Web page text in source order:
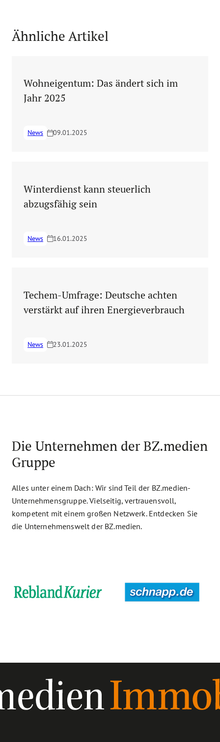
Ähnliche Artikel
Wohneigentum: Das ändert sich im
Jahr 2025
News 09.01.2025
Winterdienst kann steuerlich
abzugsfähig sein
News 16.01.2025
Techem-Umfrage: Deutsche achten
verstärkt auf ihren Energieverbrauch
News 23.01.2025
Die Unternehmen der BZ.medien
Gruppe
Alles unter einem Dach: Wir sind Teil der BZ.medien-
Unternehmensgruppe. Vielseitig, vertrauensvoll,
kompetent mit einem großen Netzwerk. Entdecken Sie
die Unternehmenswelt der BZ.medien.